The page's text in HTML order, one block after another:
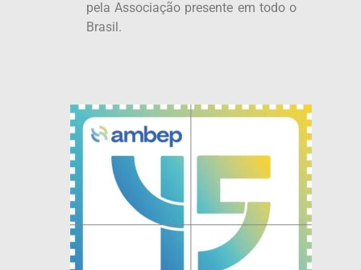
pela Associação presente em todo o
Brasil.